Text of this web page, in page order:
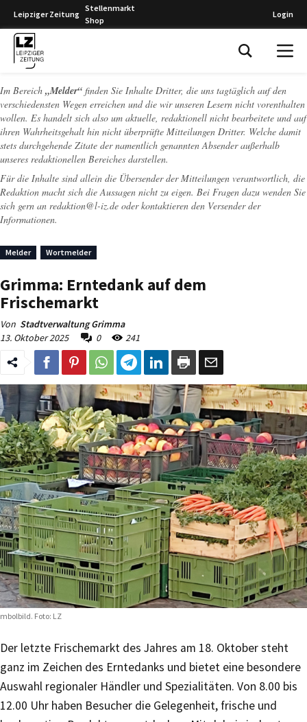
Leipziger Zeitung
Stellenmarkt
Shop
Login
Im Bereich „Melder“ finden Sie Inhalte Dritter, die uns tagtäglich auf den
verschiedensten Wegen erreichen und die wir unseren Lesern nicht vorenthalten
wollen. Es handelt sich also um aktuelle, redaktionell nicht bearbeitete und auf
ihren Wahrheitsgehalt hin nicht überprüfte Mitteilungen Dritter. Welche damit
stets durchgehende Zitate der namentlich genannten Absender außerhalb
unseres redaktionellen Bereiches darstellen.
Für die Inhalte sind allein die Übersender der Mitteilungen verantwortlich, die
Redaktion macht sich die Aussagen nicht zu eigen. Bei Fragen dazu wenden Sie
sich gern an redaktion@l-iz.de oder kontaktieren den Versender der
Informationen.
Melder Wortmelder
Grimma: Erntedank auf dem
Frischemarkt
Von Stadtverwaltung Grimma
13. Oktober 2025
0 241
Foto: LZ
Der letzte Frischemarkt des Jahres am 18. Oktober steht
ganz im Zeichen des Erntedanks und bietet eine besondere
Auswahl regionaler Händler und Spezialitäten. Von 8.00 bis
12.00 Uhr haben Besucher die Gelegenheit, frische und